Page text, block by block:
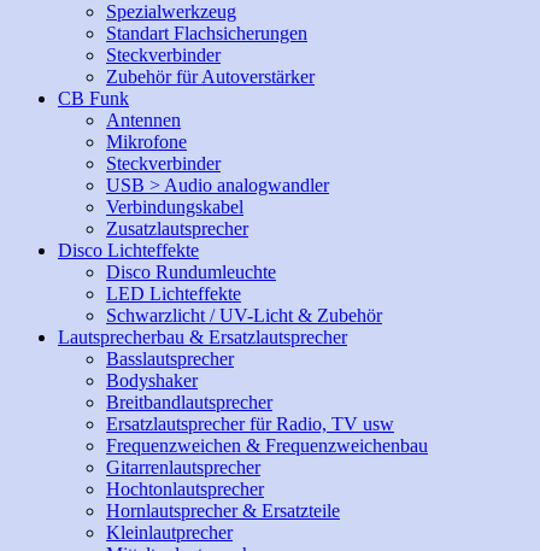
Spezialwerkzeug
Standart Flachsicherungen
Steckverbinder
Zubehör für Autoverstärker
CB Funk
Antennen
Mikrofone
Steckverbinder
USB > Audio analogwandler
Verbindungskabel
Zusatzlautsprecher
Disco Lichteffekte
Disco Rundumleuchte
LED Lichteffekte
Schwarzlicht / UV-Licht & Zubehör
Lautsprecherbau & Ersatzlautsprecher
Basslautsprecher
Bodyshaker
Breitbandlautsprecher
Ersatzlautsprecher für Radio, TV usw
Frequenzweichen & Frequenzweichenbau
Gitarrenlautsprecher
Hochtonlautsprecher
Hornlautsprecher & Ersatzteile
Kleinlautprecher